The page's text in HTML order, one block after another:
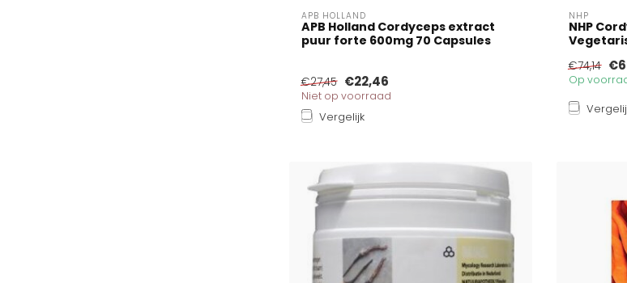
APB HOLLAND
APB Holland Cordyceps extract
puur forte 600mg 70 Capsules
€27,45 €22,46
Niet op voorraad
Vergelijk
NHP
NHP
€74,14
Op